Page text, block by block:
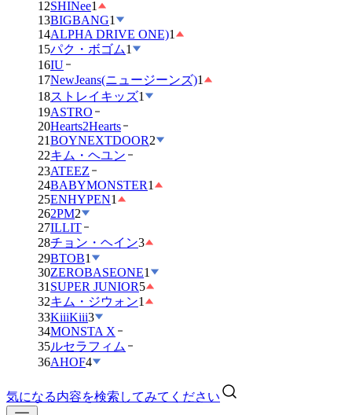
12SHINee1
13BIGBANG1
14ALPHA DRIVE ONE)1
15パク・ボゴム1
16IU
17NewJeans(ニュージーンズ)1
18ストレイキッズ1
19ASTRO
20Hearts2Hearts
21BOYNEXTDOOR2
22キム・ヘユン
23ATEEZ
24BABYMONSTER1
25ENHYPEN1
262PM2
27ILLIT
28チョン・ヘイン3
29BTOB1
30ZEROBASEONE1
31 SUPER JUNIOR5
32キム・ジウォン1
33KiiiKiii3
34MONSTA X
35ルセラフィム
36AHOF4
気になる内容を検索してみてください